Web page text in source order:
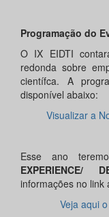
Programação do
O IX EIDTI
redonda sobre
científca. A
disponível abaixo:
Visualizar a
Esse ano
EXPERIENCE/
informações no link
Veja aqui